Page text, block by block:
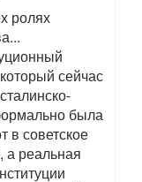
ролях
сейчас
была
в советское
а реальная